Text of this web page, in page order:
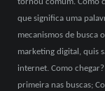
que significa uma
mecanismos de busca
marketing digital, quis
internet. Como
primeira nas buscas;